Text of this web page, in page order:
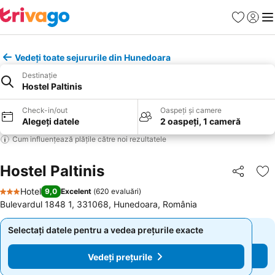
Favorite
Vedeți toate sejururile din Hunedoara
Destinație
Hostel Paltinis
Check-in/out
Alegeți datele
Oaspeți și camere
2 oaspeți, 1 cameră
Cum influențează plățile către noi rezultatele
Hostel Paltinis Distribuiți
3 Stele
Hotel 9,0 Excelent (620 evaluări)
Bulevardul 1848 1, 331068, Hunedoara, România
Selectați datele pentru a vedea prețurile exacte
Vedeți prețurile
Selectați datele pentru a vedea prețurile exacte
Vedeți prețurile